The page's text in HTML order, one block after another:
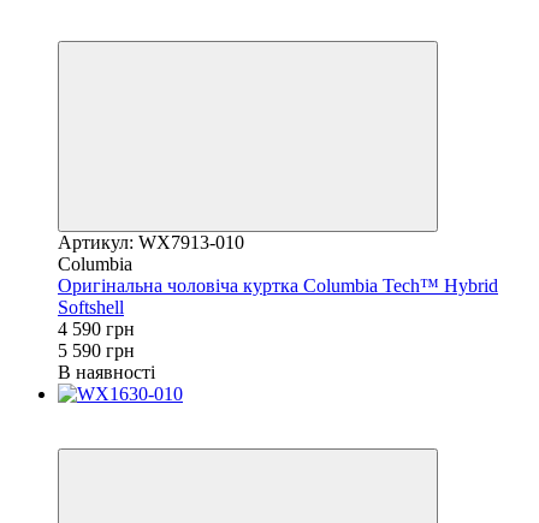
Артикул: WX7913-010
Columbia
Оригінальна чоловіча куртка Columbia Tech™ Hybrid
Softshell
4 590 грн
5 590 грн
В наявності